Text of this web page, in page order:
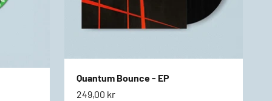
Quantum Bounce - EP
Salgspris
249,00 kr